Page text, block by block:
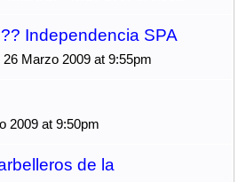
Independencia SPA
Marzo 2009 at 9:55pm
2009 at 9:50pm
de la